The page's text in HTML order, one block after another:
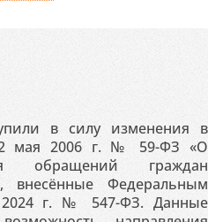
в силу изменения в
мая 2006 г. № 59-ФЗ «О
обращений граждан
внесённые Федеральным
г. № 547-ФЗ. Данные